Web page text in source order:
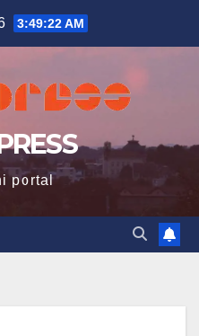
3:49:23 AM
portal